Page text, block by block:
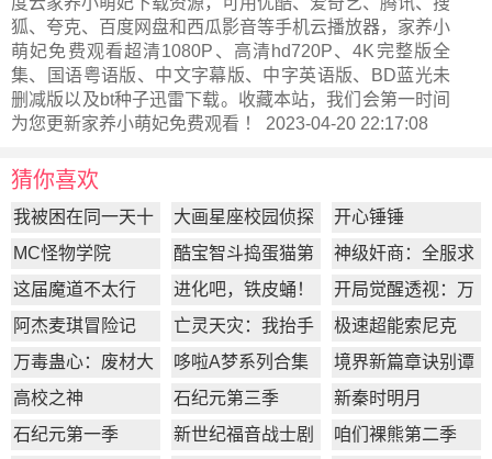
狐、夸克、百度网盘和西瓜影音等手机云播放器，家养小
萌妃免费观看超清1080P、高清hd720P、4K完整版全
集、国语粤语版、中文字幕版、中字英语版、BD蓝光未
删减版以及bt种子迅雷下载。收藏本站，我们会第一时间
为您更新家养小萌妃免费观看 ！ 2023-04-20 22:17:08
猜你喜欢
我被困在同一天十
万年
大画星座校园侦探
第2季
开心锤锤
MC怪物学院
酷宝智斗捣蛋猫第
1季
神级奸商：全服求
我别薅了
这届魔道不太行 进化吧，铁皮蛹！
开局觉醒透视：万
物皆透,我即无敌
阿杰麦琪冒险记
亡灵天灾：我抬手
百万骨海
极速超能索尼克
万毒蛊心：废材大
小姐杀疯了
哆啦A梦系列合集
境界新篇章诀别谭
篇
高校之神 石纪元第三季
新秦时明月
石纪元第一季
新世纪福音战士剧
咱们裸熊第二季